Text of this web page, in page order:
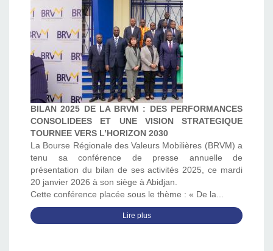
BILAN 2025 DE LA BRVM : DES PERFORMANCES
CONSOLIDEES ET UNE VISION STRATEGIQUE
TOURNEE VERS L’HORIZON 2030
La Bourse Régionale des Valeurs Mobilières (BRVM) a
tenu sa conférence de presse annuelle de
présentation du bilan de ses activités 2025, ce mardi
20 janvier 2026 à son siège à Abidjan.
Cette conférence placée sous le thème : « De la...
Lire plus